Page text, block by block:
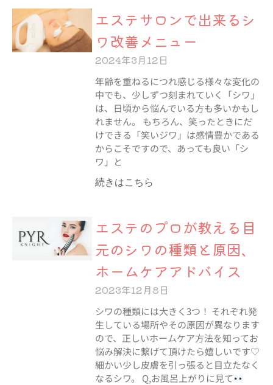
エステサロンで出来るシ
ワ改善メニュー
2024年3月12日
年齢を重ねるにつれ感じる様々な変化の
中でも、少しずつ刻まれていく「シワ」
は、日頃から悩んでいる方も多いかもし
れません。 もちろん、笑ったときにだ
けできる「笑いジワ」は感情豊かである
からこそですので、あっても良い「シ
ワ」と
続きはこちら
エステのプロが教える目
元のシワの種類と原因、
ホームケアアドバイス
2023年12月8日
シワの種類には大きく3つ！ それぞれ発
生している場所やその原因が異なります
ので、正しいホームケア方法を知ってお
悩み解決に繋げて頂けたら嬉しいです♡
細かい少し皮膚を引っ張ると目立たなく
なるシワ。 Q,お風呂上がりに見て